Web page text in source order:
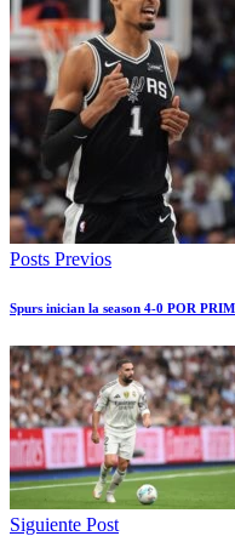
Posts Previos
Spurs inician la season 4-0 POR
Siguiente Post